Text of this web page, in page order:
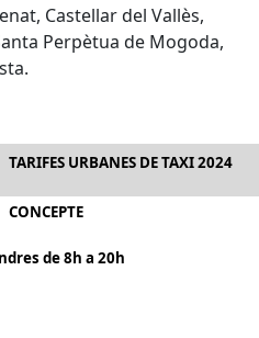
Castellar del Vallès,
Perpètua de Mogoda,
TARIFES URBANES DE TAXI 2024
CONCEPTE
de 8h a 20h